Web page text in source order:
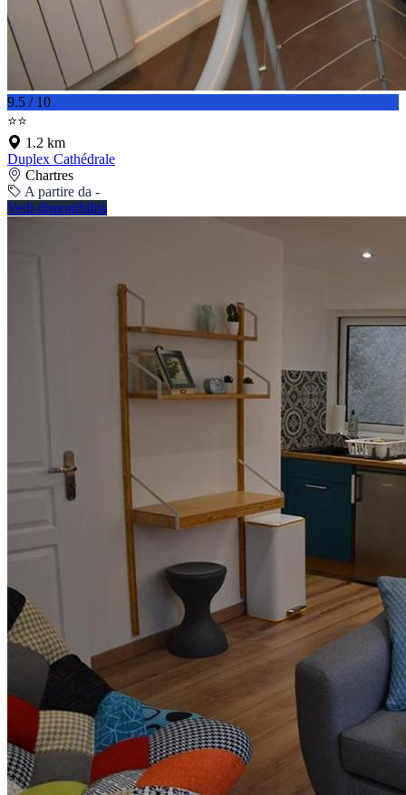
9.5 / 10
⭐⭐
1.2 km
Duplex Cathédrale
Chartres
A partire da -
Vedi disponibilità